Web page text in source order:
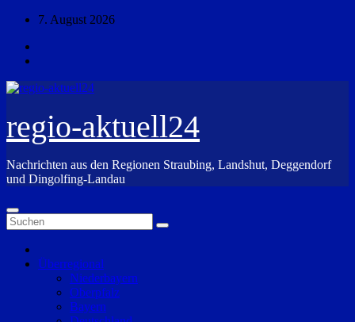
Zum
springen
7. August 2026
regio-aktuell24
Nachrichten aus den Regionen Straubing, Landshut, Deggendorf
und Dingolfing-Landau
Überregional
Niederbayern
Oberpfalz
Bayern